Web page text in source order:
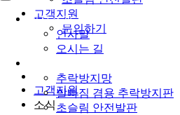
회사소개
인사말
오시는 길
추락방지망
발빠짐 겸용 추락방지판
초슬림 안전발판
고객지원
문의하기
고객지원
소식